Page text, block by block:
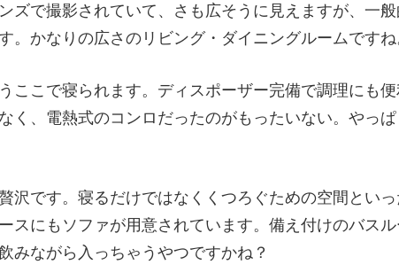
ズで撮影されていて、さも広そうに見えますが、一
。かなりの広さのリビング・ダイニングルームですね
ここで寝られます。ディスポーザー完備で調理にも
く、電熱式のコンロだったのがもったいない。やっ
沢です。寝るだけではなくくつろぐための空間とい
スにもソファが用意されています。備え付けのバス
みながら入っちゃうやつですかね？